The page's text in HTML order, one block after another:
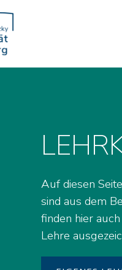
Auf diesen
sind aus dem
finden hier
Lehre